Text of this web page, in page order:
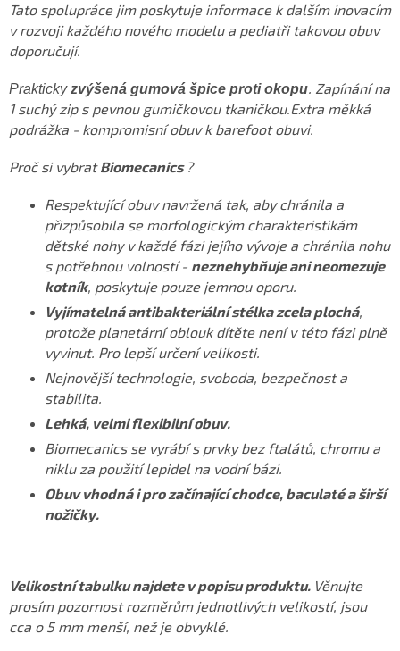
Tato spolupráce jim poskytuje informace k dalším inovacím
v rozvoji každého nového modelu a pediatři takovou obuv
doporučují.
Praktickyzvýšená gumová špice proti okopu. Zapínání na
1 suchý zip s pevnou gumičkovou tkaničkou.Extra měkká
podrážka - kompromisní obuv k barefoot obuvi.
Proč si vybratBiomecanics ?
Respektující obuv navržená tak, aby chránila a
přizpůsobila se morfologickým charakteristikám
dětské nohy v každé fázi jejího vývoje a chránila nohu
s potřebnou volností - neznehybňuje ani neomezuje
kotník, poskytuje pouze jemnou oporu.
Vyjímatelná antibakteriální stélka zcela plochá,
protože planetární oblouk dítěte není v této fázi plně
vyvinut. Pro lepší určení velikosti.
Nejnovější technologie, svoboda, bezpečnost a
stabilita.
Lehká, velmi flexibilní obuv.
Biomecanics se vyrábí s prvky bez ftalátů, chromu a
niklu za použití lepidel na vodní bázi.
Obuv vhodná i pro začínající chodce, baculaté a širší
nožičky.
Velikostní tabulku najdete v popisu produktu. Věnujte
prosím pozornost rozměrům jednotlivých velikostí, jsou
cca o 5 mm menší, než je obvyklé.